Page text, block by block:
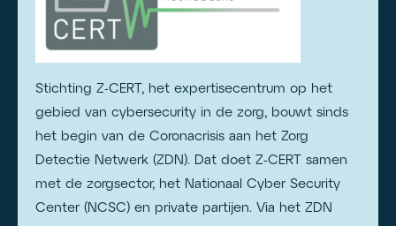
Stichting Z-CERT, het expertisecentrum op het
gebied van cybersecurity in de zorg, bouwt sinds
het begin van de Coronacrisis aan het Zorg
Detectie Netwerk (ZDN). Dat doet Z-CERT samen
met de zorgsector, het Nationaal Cyber Security
Center (NCSC) en private partijen. Via het ZDN